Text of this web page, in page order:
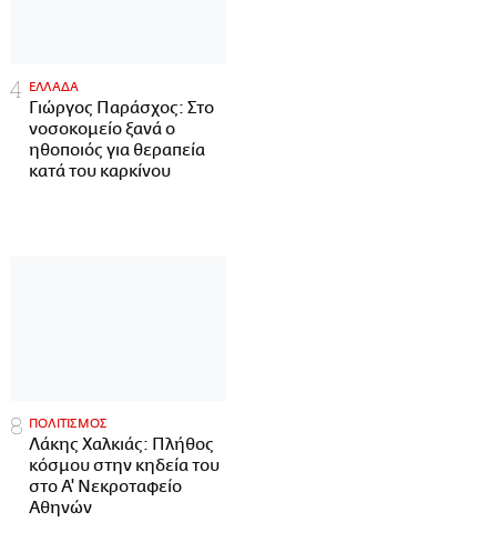
ΕΛΛΑΔΑ
Γιώργος Παράσχος: Στο
νοσοκομείο ξανά ο
ηθοποιός για θεραπεία
κατά του καρκίνου
ΠΟΛΙΤΙΣΜΟΣ
Λάκης Χαλκιάς: Πλήθος
κόσμου στην κηδεία του
στο Α' Νεκροταφείο
Αθηνών